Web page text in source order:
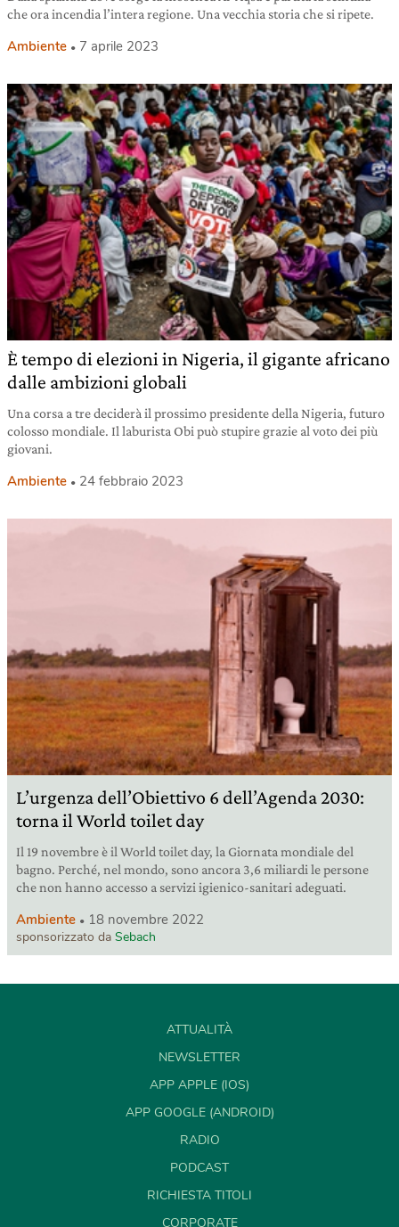
che ora incendia l’intera regione. Una vecchia storia che si ripete.
Ambiente 7 aprile 2023
È tempo di elezioni in Nigeria, il gigante africano
dalle ambizioni globali
Una corsa a tre deciderà il prossimo presidente della Nigeria, futuro
colosso mondiale. Il laburista Obi può stupire grazie al voto dei più
giovani.
Ambiente 24 febbraio 2023
L’urgenza dell’Obiettivo 6 dell’Agenda 2030:
torna il World toilet day
Il 19 novembre è il World toilet day, la Giornata mondiale del
bagno. Perché, nel mondo, sono ancora 3,6 miliardi le persone
che non hanno accesso a servizi igienico-sanitari adeguati.
Ambiente 18 novembre 2022
sponsorizzato da Sebach
ATTUALITÀ
NEWSLETTER
APP APPLE (IOS)
APP GOOGLE (ANDROID)
RADIO
PODCAST
RICHIESTA TITOLI
CORPORATE